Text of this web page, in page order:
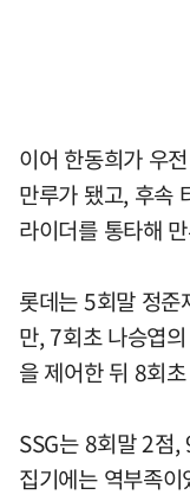
이어 한동희가 우
만루가 됐고, 후속
라이더를 통타해
롯데는 5회말 정준
만, 7회초 나승엽
을 제어한 뒤 8회
SSG는 8회말 2점,
집기에는 역부족이